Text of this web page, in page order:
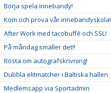
Börja spela innebandy!
Kom och prova vår innebandyskola!
After Work med tacobuffé och SSL!
På måndag smäller det!!
Rösta om autografskrivning!
Dubbla elitmatcher i Baltiska hallen
Medlemsapp via Sportadmin